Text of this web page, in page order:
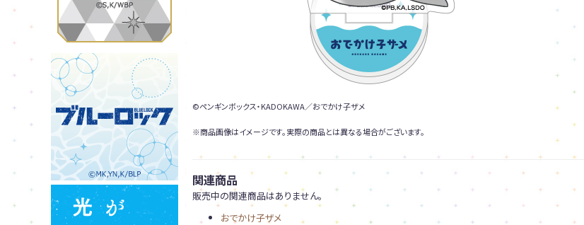
©ペンギンボックス・KADOKAWA／おでかけ子ザメ
※商品画像はイメージです。実際の商品とは異なる場合がございます。
関連商品
販売中の関連商品はありません。
おでかけ子ザメ